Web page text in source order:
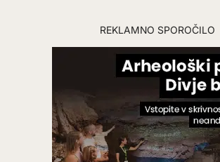
REKLAMNO SPOROČILO